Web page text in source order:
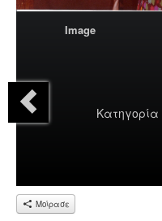
Image
Κατηγορία
Μοίρασε